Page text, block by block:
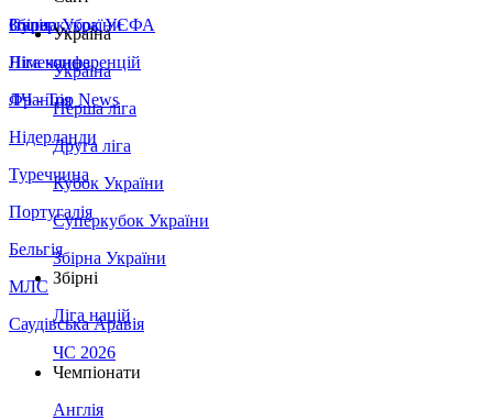
Збірна України
Італія
Німеччина
Франція
Нідерланди
Туреччина
Португалія
Бельгія
МЛС
Саудівська Аравія
Суперкубок УЄФА
Ліга конференцій
ЛЧ - Top News
Україна
Україна
Перша ліга
Друга ліга
Кубок України
Суперкубок України
Збірна України
Збірні
Ліга націй
ЧС 2026
Чемпіонати
Англія